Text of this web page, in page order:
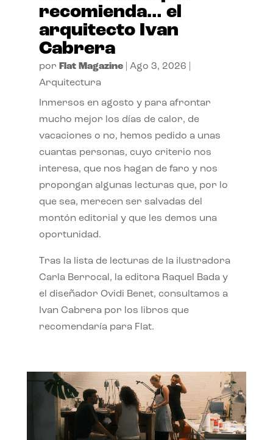
recomienda… el
arquitecto Ivan
Cabrera
por Flat Magazine| Ago 3, 2026
Arquitectura
Inmersos en agosto y para afrontar
mucho mejor los días de calor, de
vacaciones o no, hemos pedido a unas
cuantas personas, cuyo criterio nos
interesa, que nos hagan de faro y nos
propongan algunas lecturas que, por lo
que sea, merecen ser salvadas del
montón editorial y que les demos una
oportunidad.
Tras la lista de lecturas de la ilustradora
Carla Berrocal, la editora Raquel Bada y
el diseñador Ovidi Benet, consultamos a
Ivan Cabrera por los libros que
recomendaría para Flat.